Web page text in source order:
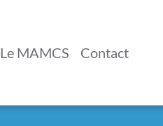
Le MAMCS Contact